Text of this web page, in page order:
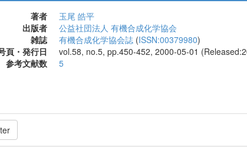
77/1/77_75/_article/-char/ja/
人ではできない
雑誌
有機合成化学協会誌(ISSN:00379980)
頁・発行日
参考文献数